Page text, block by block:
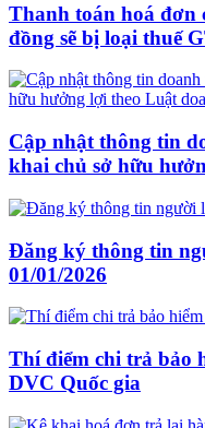
Thanh toán hoá đơn
đồng sẽ bị loại thuế
Cập nhật thông tin
khai chủ sở hữu
Đăng ký thông tin
01/01/2026
Thí điểm chi trả bảo
DVC Quốc gia